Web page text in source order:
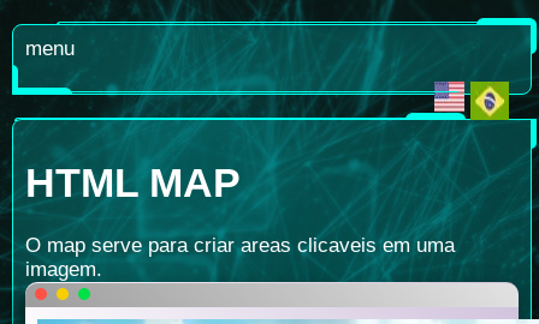
menu
HTML MAP
O map serve para criar areas clicaveis em uma
imagem.